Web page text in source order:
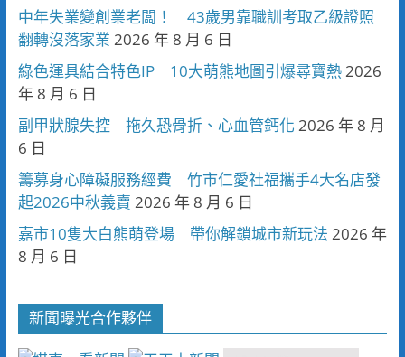
中年失業變創業老闆！ 43歲男靠職訓考取乙級證照
翻轉沒落家業 2026 年 8 月 6 日
綠色運具結合特色IP 10大萌熊地圖引爆尋寶熱2026
年 8 月 6 日
副甲狀腺失控 拖久恐骨折、心血管鈣化 2026 年 8 月
6 日
籌募身心障礙服務經費 竹市仁愛社福攜手4大名店發
起2026中秋義賣 2026 年 8 月 6 日
嘉市10隻大白熊萌登場 帶你解鎖城市新玩法 2026 年
8 月 6 日
新聞曝光合作夥伴